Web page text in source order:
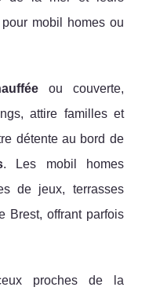
mobil homes ou
ou couverte,
attire familles et
détente au bord de
. Les mobil homes
de jeux, terrasses
Brest, offrant parfois
proches de la